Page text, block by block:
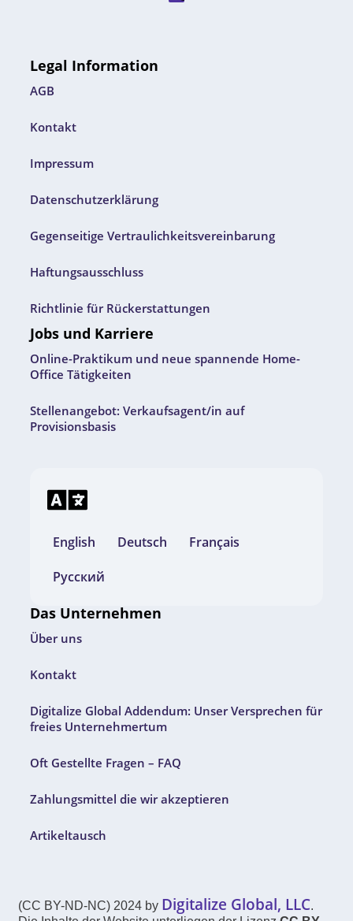
Legal Information
AGB
Kontakt
Impressum
Datenschutzerklärung
Gegenseitige Vertraulichkeitsvereinbarung
Haftungsausschluss
Richtlinie für Rückerstattungen
Jobs und Karriere
Online-Praktikum und neue spannende Home-
Office Tätigkeiten
Stellenangebot: Verkaufsagent/in auf
Provisionsbasis
English Deutsch
Français
Русский
Das Unternehmen
Über uns
Kontakt
Digitalize Global Addendum: Unser Versprechen für
freies Unternehmertum
Oft Gestellte Fragen – FAQ
Zahlungsmittel die wir akzeptieren
Artikeltausch
(CC BY-ND-NC) 2024 by Digitalize Global, LLC.